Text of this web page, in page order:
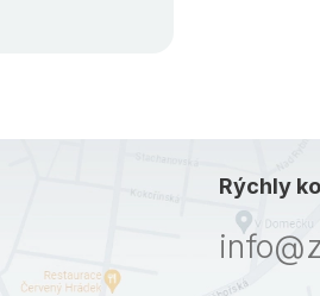
Rýchly